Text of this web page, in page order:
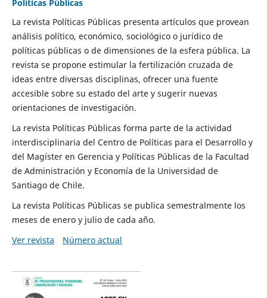
Políticas Públicas
La revista Políticas Públicas presenta artículos que provean
análisis político, económico, sociológico o jurídico de
políticas públicas o de dimensiones de la esfera pública. La
revista se propone estimular la fertilización cruzada de
ideas entre diversas disciplinas, ofrecer una fuente
accesible sobre su estado del arte y sugerir nuevas
orientaciones de investigación.
La revista Políticas Públicas forma parte de la actividad
interdisciplinaria del Centro de Políticas para el Desarrollo y
del Magíster en Gerencia y Políticas Públicas de la Facultad
de Administración y Economía de la Universidad de
Santiago de Chile.
La revista Políticas Públicas se publica semestralmente los
meses de enero y julio de cada año.
Ver revista
Número actual